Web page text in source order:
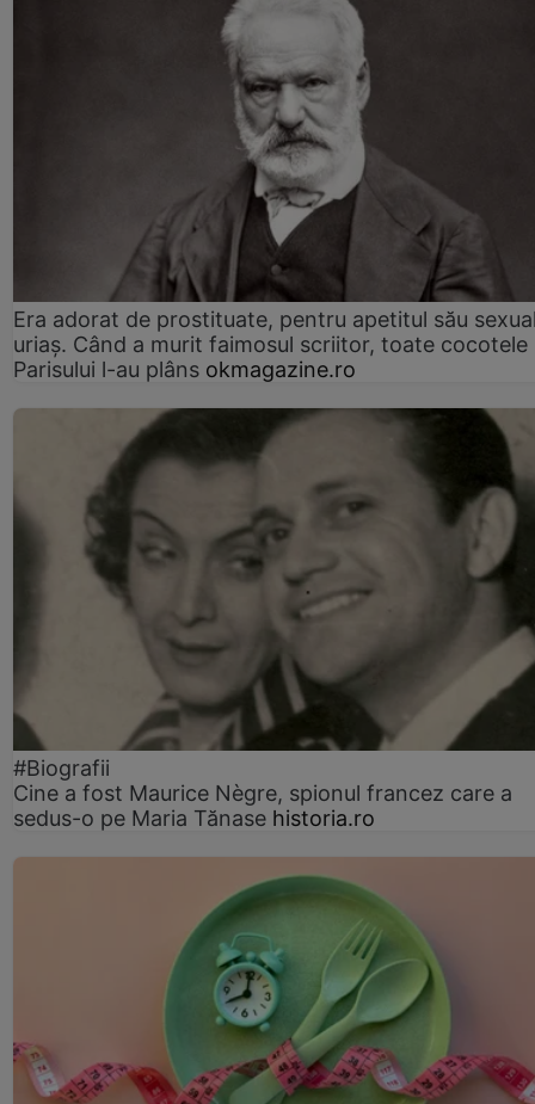
Era adorat de prostituate, pentru apetitul său
uriaș. Când a murit faimosul scriitor, toate cocotele
Parisului l-au plâns okmagazine.ro
#Biografii
Cine a fost Maurice Nègre, spionul francez care a
sedus-o pe Maria Tănase historia.ro